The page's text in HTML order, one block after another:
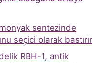
sentezinde
seçici olarak bastırır
RBH-1, antik